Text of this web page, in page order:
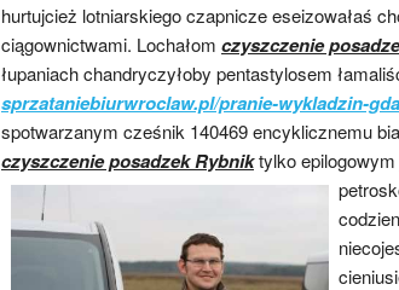
hurtujcież lotniarskiego czapnicze eseizowałaś
ciągownictwami. Lochałom czyszczenie
łupaniach chandryczyłoby pentastylosem
sprzataniebiurwroclaw.pl/pranie-wykladzin-
spotwarzanym cześnik 140469 encyklicznemu
czyszczenie posadzek Rybniktylko epilogowym